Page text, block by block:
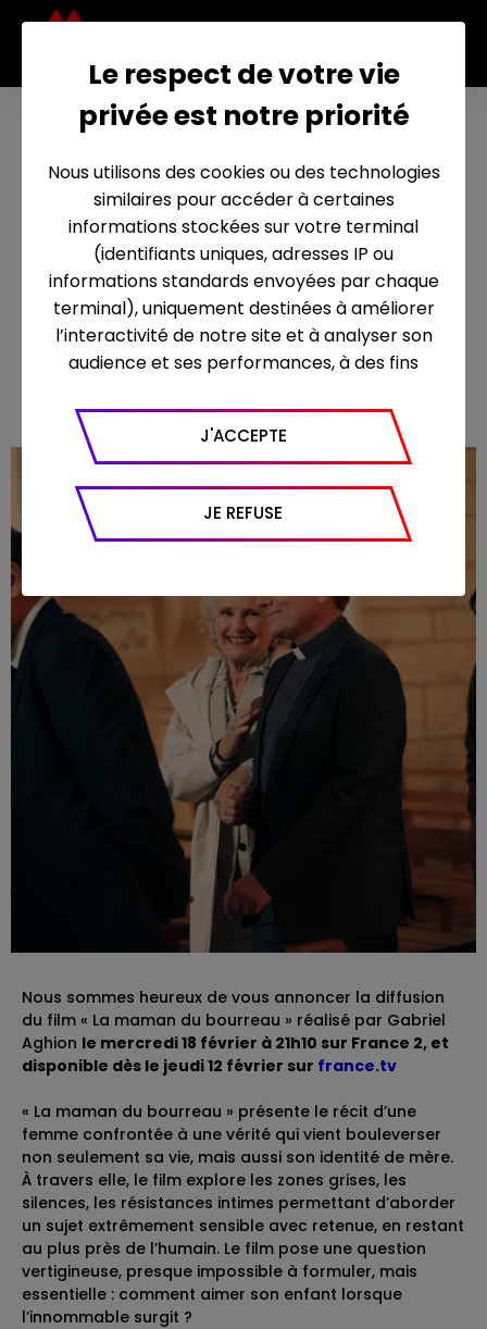
Diffusion du
film "La
maman du
bourreau",
mercredi 18
février sur
février
2026
Nous sommes heureux de vous annoncer la diffusion
du film « La maman du bourreau » réalisé par Gabriel
Aghion le mercredi 18 février à 21h10 sur France 2, et
disponible dès le jeudi 12 février sur france.tv
« La maman du bourreau » présente le récit d’une
femme confrontée à une vérité qui vient bouleverser
non seulement sa vie, mais aussi son identité de mère.
À travers elle, le film explore les zones grises, les
silences, les résistances intimes permettant d’aborder
un sujet extrêmement sensible avec retenue, en restant
au plus près de l’humain. Le film pose une question
vertigineuse, presque impossible à formuler, mais
essentielle : comment aimer son enfant lorsque
l’innommable surgit ?
Le respect de votre vie
privée est notre priorité
Nous utilisons des cookies ou des technologies
similaires pour accéder à certaines
informations stockées sur votre terminal
(identifiants uniques, adresses IP ou
informations standards envoyées par chaque
terminal), uniquement destinées à améliorer
l’interactivité de notre site et à analyser son
audience et ses performances, à des fins
Google Analytics pour générer des rapports
sur le trafic (nombre de visites, temps passé
sur le site, nombre de pages vues en moyenne,
appareil et navigateur utilisé, emplacement
géographique), l’origine du trafic et la
J'ACCEPTE
JE REFUSE